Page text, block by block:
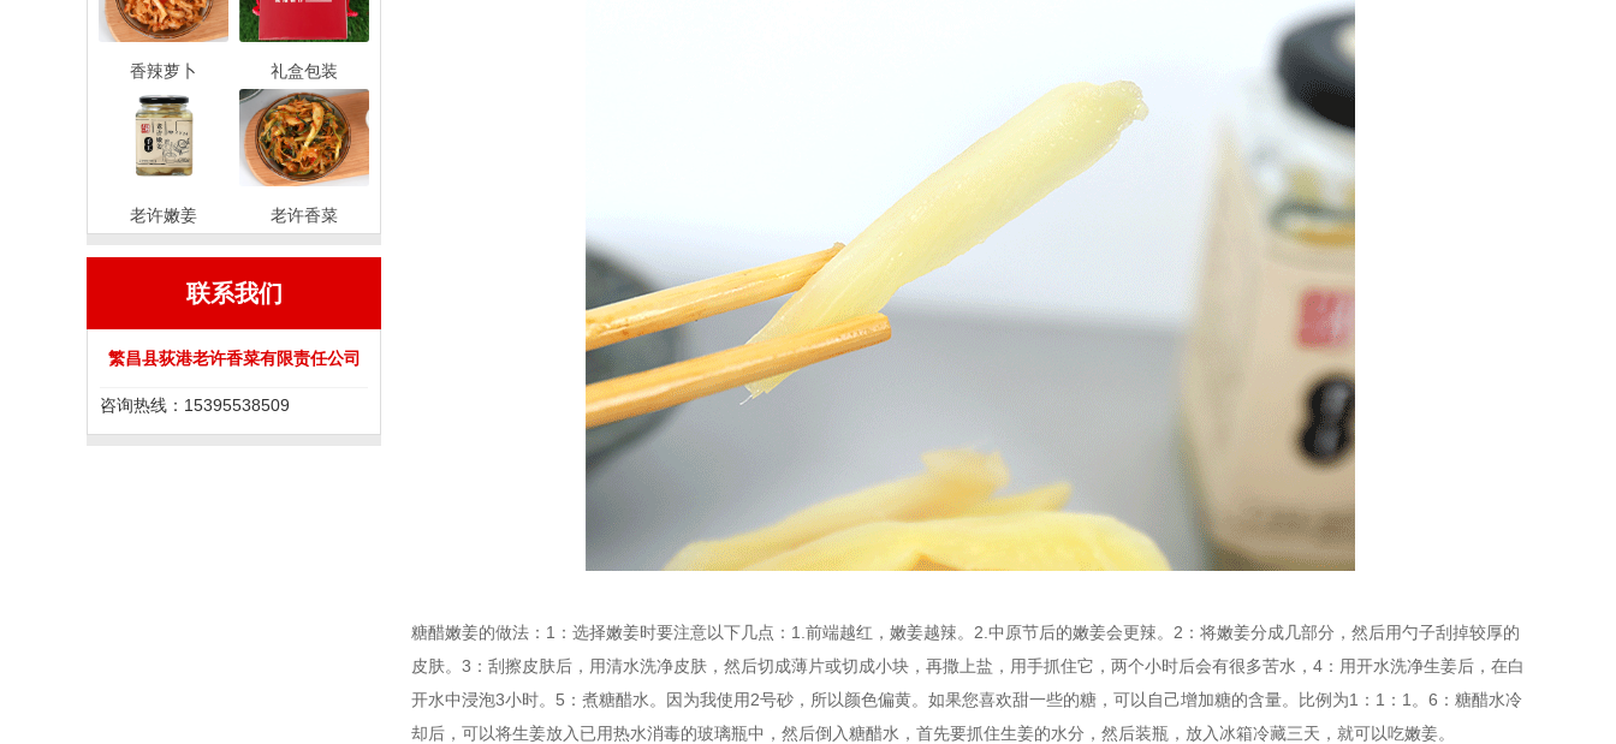
香辣萝卜 礼盒包装
老许嫩姜 老许香菜
联系我们
繁昌县荻港老许香菜有限责任公司
咨询热线：15395538509
糖醋嫩姜的做法：1：选择嫩姜时要注意以下几点：1.前端越红，嫩姜越辣。2.中原节后的嫩姜会更辣。2：将嫩姜分成几部分，然后用勺子刮掉较厚的
皮肤。3：刮擦皮肤后，用清水洗净皮肤，然后切成薄片或切成小块，再撒上盐，用手抓住它，两个小时后会有很多苦水，4：用开水洗净生姜后，在白
开水中浸泡3小时。5：煮糖醋水。因为我使用2号砂，所以颜色偏黄。如果您喜欢甜一些的糖，可以自己增加糖的含量。比例为1：1：1。6：糖醋水冷
却后，可以将生姜放入已用热水消毒的玻璃瓶中，然后倒入糖醋水，首先要抓住生姜的水分，然后装瓶，放入冰箱冷藏三天，就可以吃嫩姜。